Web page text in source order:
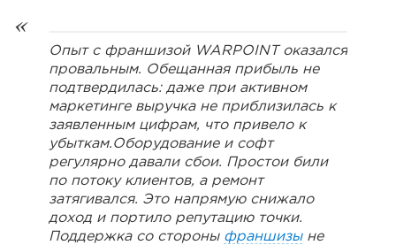
Опыт с франшизой WARPOINT оказался
провальным. Обещанная прибыль не
подтвердилась: даже при активном
маркетинге выручка не приблизилась к
заявленным цифрам, что привело к
убыткам.Оборудование и софт
регулярно давали сбои. Простои били
по потоку клиентов, а ремонт
затягивался. Это напрямую снижало
доход и портило репутацию точки.
Поддержка со стороны франшизыне